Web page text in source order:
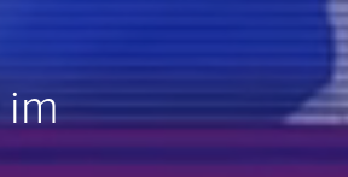
im